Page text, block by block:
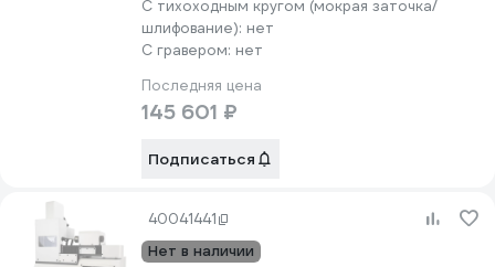
С тихоходным кругом (мокрая заточка/
шлифование): нет
С гравером: нет
Последняя цена
145 601 ₽
Подписаться
40041441
Нет в наличии